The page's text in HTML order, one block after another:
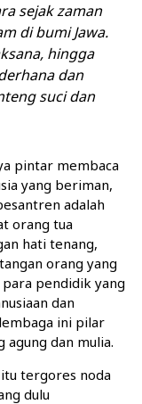
sejak zaman
di bumi Jawa.
hingga
dan
suci dan
pintar membaca
yang beriman,
adalah
orang tua
hati tenang,
orang yang
pendidik yang
dan
ini pilar
agung dan mulia.
tergores noda
dulu